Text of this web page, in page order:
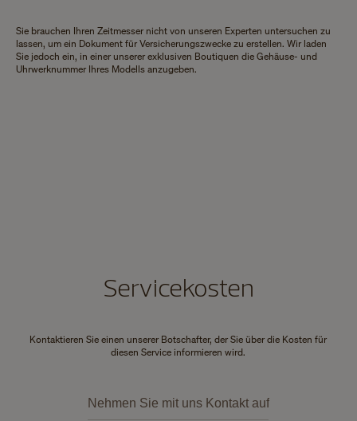
Sie brauchen Ihren Zeitmesser nicht von unseren Experten untersuchen zu
lassen, um ein Dokument für Versicherungszwecke zu erstellen. Wir laden
Sie jedoch ein, in einer unserer exklusiven Boutiquen die Gehäuse- und
Uhrwerknummer Ihres Modells anzugeben.
Servicekosten
Kontaktieren Sie einen unserer Botschafter, der Sie über die Kosten für
diesen Service informieren wird.
Nehmen Sie mit uns Kontakt auf